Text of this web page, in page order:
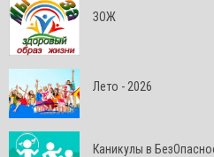
ЗОЖ
Лето - 2026
Каникулы в